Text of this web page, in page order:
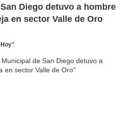
Diego detuvo a hombre
en sector Valle de Oro